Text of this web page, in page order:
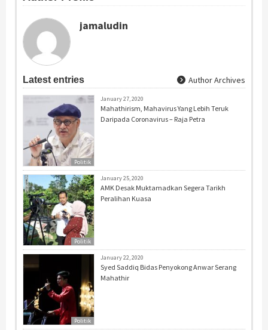
jamaludin
Latest entries Author Archives
Politik
January 27, 2020
Mahathirism, Mahavirus Yang Lebih Teruk
Daripada Coronavirus – Raja Petra
Politik
January 25, 2020
AMK Desak Muktamadkan Segera Tarikh
Peralihan Kuasa
Politik
January 22, 2020
Syed Saddiq Bidas Penyokong Anwar Serang
Mahathir